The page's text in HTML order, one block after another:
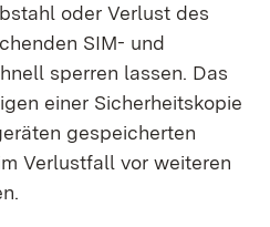
oder Verlust des
SIM- und
sperren lassen. Das
einer Sicherheitskopie
gespeicherten
Verlustfall vor weiteren